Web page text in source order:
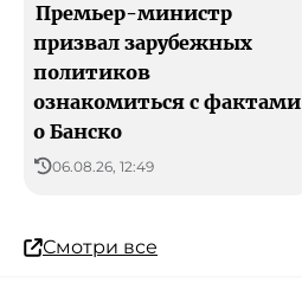
Премьер-министр
призвал зарубежных
политиков
ознакомиться с фактами
о Банско
06.08.26, 12:49
Смотри все